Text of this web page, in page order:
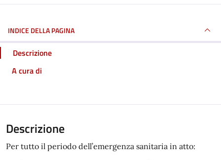
INDICE DELLA PAGINA
Descrizione
A cura di
Descrizione
Per tutto il periodo dell’emergenza sanitaria in atto: